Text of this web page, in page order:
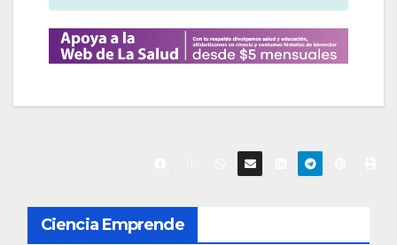
N
Ciencia Emprende